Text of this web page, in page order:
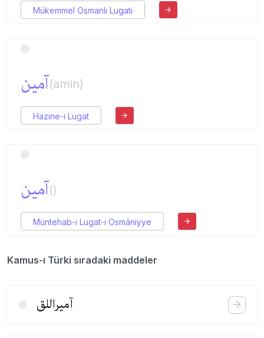
Mükemmel Osmanlı Lugatı
آمین(amin)
Hazine-i Lugat
آمین()
Müntehab-ı Lugat-ı Osmâniyye
Kamus-ı Türki sıradaki maddeler
آمیراللق